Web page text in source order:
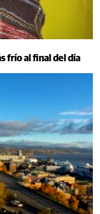
frío al final del día